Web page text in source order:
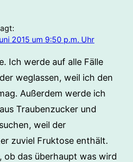
2015 um 9:50 p.m. Uhr
Ich werde auf alle Fälle
weglassen, weil ich den
Außerdem werde ich
Traubenzucker und
weil der
zuviel Fruktose enthält.
ob das überhaupt was wird